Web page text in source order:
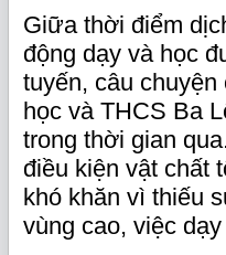
Giữa thời điểm
động dạy và học
tuyến, câu
học và THCS Ba
trong thời gian
điều kiện vật chất
khó khăn vì thiếu
vùng cao, việc